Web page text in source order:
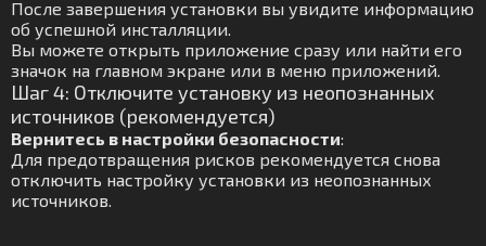
После завершения установки вы увидите информацию
об успешной инсталляции.
Вы можете открыть приложение сразу или найти его
значок на главном экране или в меню приложений.
Шаг 4: Отключите установку из неопознанных
источников (рекомендуется)
Вернитесь в настройки безопасности:
Для предотвращения рисков рекомендуется снова
отключить настройку установки из неопознанных
источников.